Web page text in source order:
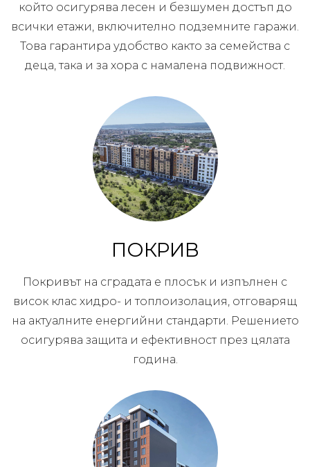
който осигурява лесен и безшумен достъп до
всички етажи, включително подземните гаражи.
Това гарантира удобство както за семейства с
деца, така и за хора с намалена подвижност.
ПОКРИВ
Покривът на сградата е плосък и изпълнен с
висок клас хидро- и топлоизолация, отговарящ
на актуалните енергийни стандарти. Решението
осигурява защита и ефективност през цялата
година.